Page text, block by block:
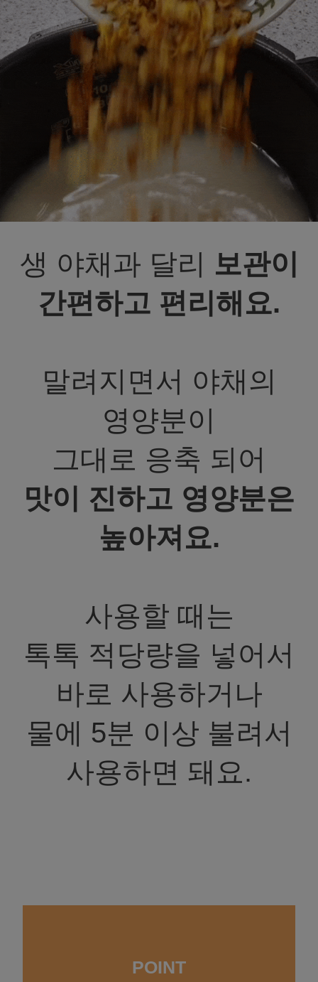
생 야채과 달리 보관이
간편하고 편리해요.
말려지면서 야채의
영양분이
그대로 응축 되어
맛이 진하고 영양분은
높아져요.
사용할 때는
톡톡 적당량을 넣어서
바로 사용하거나
물에 5분 이상 불려서
사용하면 돼요.
POINT